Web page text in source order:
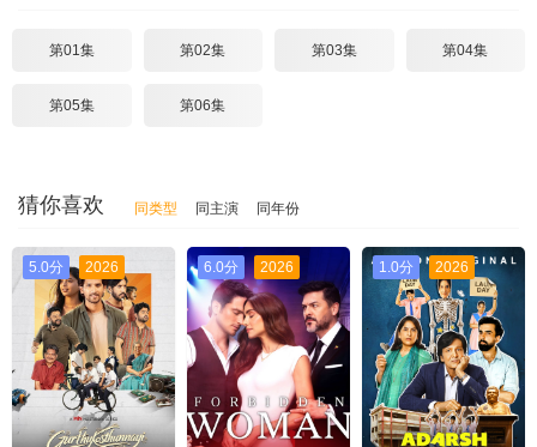
第01集 第02集 第03集 第04集
第05集 第06集
猜你喜欢 同类型 同主演 同年份
5.0分 2026 6.0分 2026 1.0分 2026